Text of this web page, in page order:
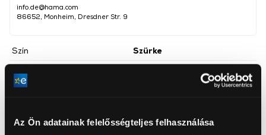
Az Ön adatainak felelősségteljes felhasználása
info.de@hama.com
86652, Monheim, Dresdner Str. 9
Szín
Szürke
Akkumulátor